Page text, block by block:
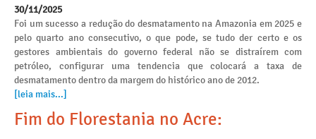
30/11/2025
Foi um sucesso a redução do desmatamento na Amazonia em 2025 e
pelo quarto ano consecutivo, o que pode, se tudo der certo e os
gestores ambientais do governo federal não se distraírem com
petróleo, configurar uma tendencia que colocará a taxa de
desmatamento dentro da margem do histórico ano de 2012.
[leia mais...]
Fim do Florestania no Acre: